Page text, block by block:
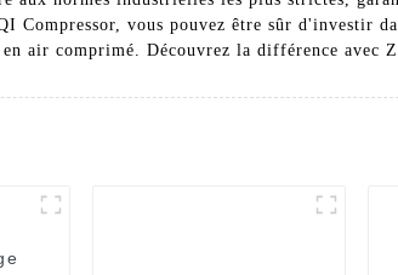
Compressor, vous pouvez être sûr d'investir
air comprimé. Découvrez la différence avec